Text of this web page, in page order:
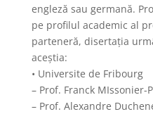
engleză sau germană.
pe profilul academic al
parteneră, disertația
aceștia:
• Universite de Fribourg
– Prof. Franck MIssonier-
– Prof. Alexandre